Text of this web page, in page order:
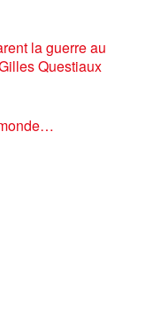
la guerre au
Questiaux